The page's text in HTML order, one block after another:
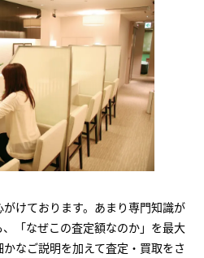
けております。あまり専門知識が
「なぜこの査定額なのか」を最大
なご説明を加えて査定・買取をさ